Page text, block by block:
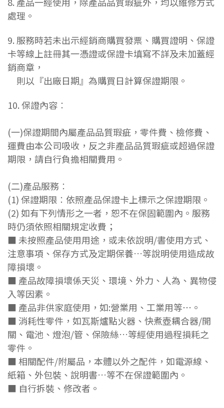
處理。
9. 服務時若未出示經銷商購買發票、購買證明、保證
卡等線上註冊其一憑證或保證卡填寫不詳及未加蓋經
銷商章，
則以『出廠日期』為購買日計算保證期限。
10. 保證內容 ︰
(一)保證期間內屬產品品質瑕疵，零件費、檢修費、
運費由本公司吸收，反之非產品品質瑕疵或超過保證
期限，請自行負擔相關費用。
(二)產品服務 ︰
(1) 保證期限 ︰ 依照產品保證卡上標示之保證期限。
(2) 如有下列情形之一者，恕不在保固範圍內。服務
時仍須依照相關規定收費；
■ 未按照產品使用用途，或未依說明/書使用方式、
注意事項、保存方式及定期保養…等說明使用造成故
障損壞。
■ 產品故障損壞係天災、環境、外力、人為、異物侵
入等因素。
■ 產品非供家庭使用，如:營業用、工業用等⋯。
■ 消耗性零件，如瓦斯爐點火器、快煮壺耦合器/開
關、電池、燈泡/管、保險絲…等經使用過程損耗之
零件。
■ 相關配件/附屬品，本體以外之配件，如電源線、
紙箱、外包裝、說明書…等不在保證範圍內。
■ 自行拆裝、修改者。